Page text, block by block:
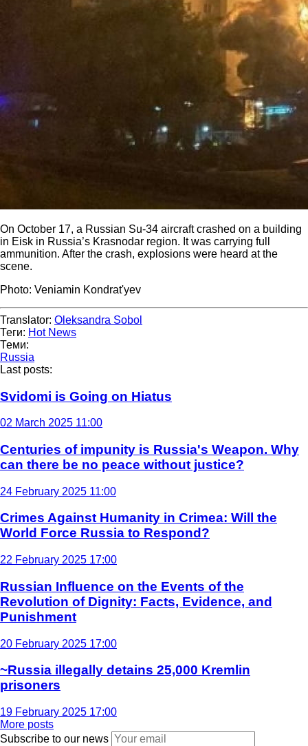
On October 17, a Russian Su-34 aircraft crashed on a building
in Eisk in Russia’s Krasnodar region. It was carrying full
ammunition. After the crash, explosions were heard at the
scene.
Photo: Veniamin Kondrat'yev
Translator: Oleksandra Sobol
Теги: Hot News
Теми:
Russia
Last posts:
Svidomi is Going on Hiatus
02 March 2025 11:00
Centuries of impunity is Russia's Weapon. Why
can there be no peace without justice?
24 February 2025 11:00
Crimes Against Humanity in Crimea: Will the
World Force Russia to Respond?
22 February 2025 17:00
Russian Influence on the Events of the
Revolution of Dignity: Facts, Evidence, and
Punishment
20 February 2025 17:00
~Russia illegally detains 25,000 Kremlin
prisoners
19 February 2025 17:00
More posts
Subscribe to our news